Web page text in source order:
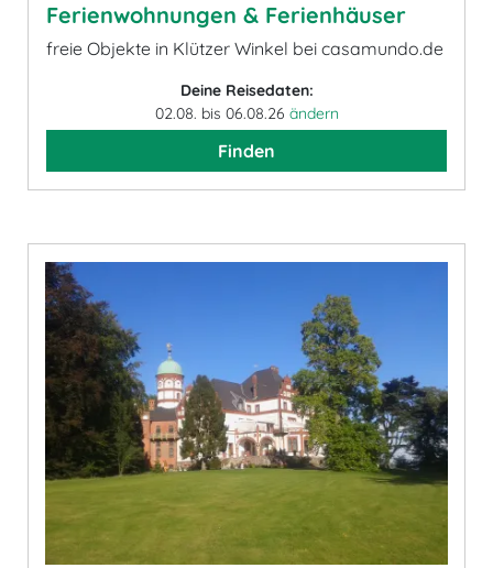
Ferienwohnungen & Ferienhäuser
freie Objekte in Klützer Winkel bei casamundo.de
Deine Reisedaten:
02.08. bis 06.08.26 ändern
Finden